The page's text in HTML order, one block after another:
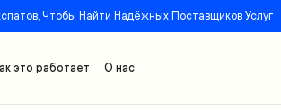
Чтобы Найти Надёжных Поставщиков Услуг
это работает О нас